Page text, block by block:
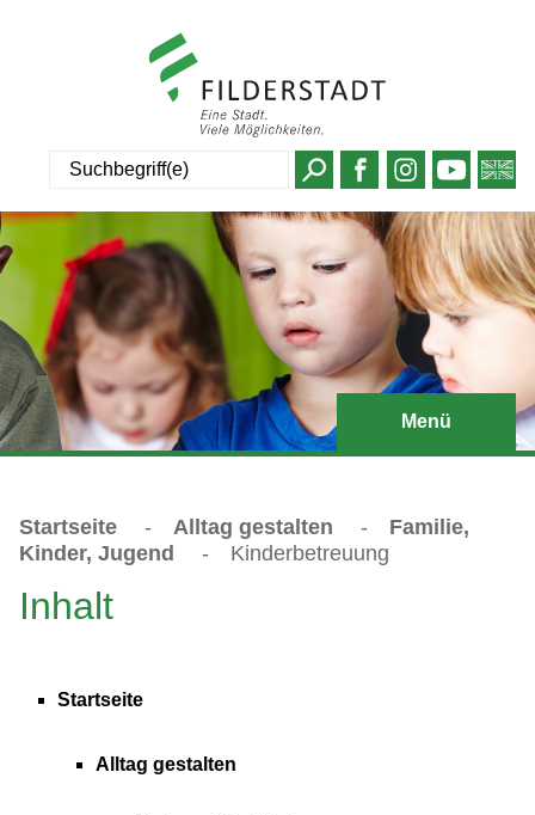
Menü
Startseite - Alltag gestalten -
Familie,
Kinder, Jugend
- Kinderbetreuung
Inhalt
Startseite
Alltag gestalten